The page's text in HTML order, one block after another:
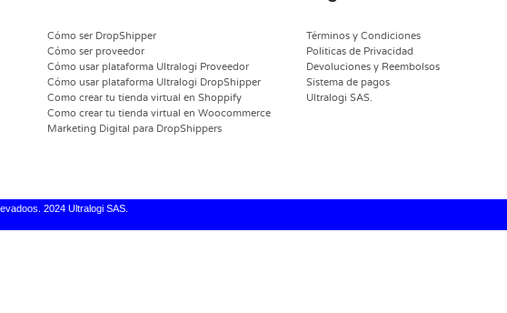
Cómo ser DropShipper
Cómo ser proveedor
Cómo usar plataforma Ultralogi Proveedor
Cómo usar plataforma Ultralogi DropShipper
Como crear tu tienda virtual en Shoppify
Como crear tu tienda virtual en Woocommerce
Marketing Digital para DropShippers
Términos y Condiciones
Politicas de Privacidad
Devoluciones y Reembolsos
Sistema de pagos
Ultralogi SAS.
2024 Ultralogi SAS.